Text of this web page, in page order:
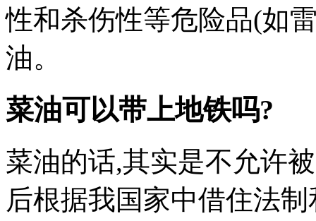
性和杀伤性等危险品(如
油。
菜油可以带上地铁吗?
菜油的话,其实是不允许
后根据我国家中借住法